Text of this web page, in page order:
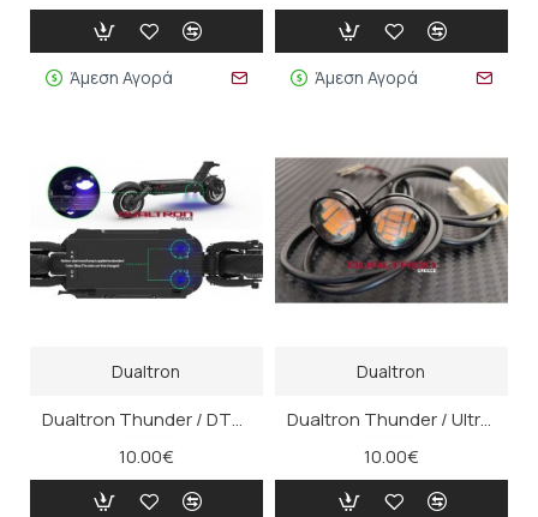
Άμεση Αγορά Άμεση Αγορά
Dualtron
Dualtron Thunder / DT3 / Victor Μπλε Led - Φωτισμός κάτω από το σασί
10.00€
Dualtron
Dualtron Thunder / Ultra Led ΑΛΑΡΜ Πορτοκαλί (τμχ)
10.00€